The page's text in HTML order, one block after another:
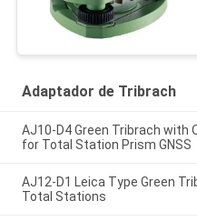
Adaptador de Tribrach
AJ10-D4 Green Tribrach with
for Total Station Prism GNSS
AJ12-D1 Leica Type Green
Total Stations